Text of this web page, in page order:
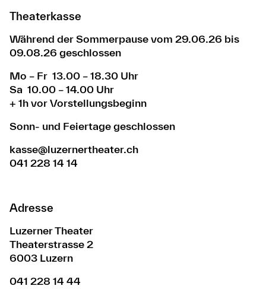
Theaterkasse
Während der Sommerpause vom 29.06.26 bis
09.08.26 geschlossen
Mo – Fr 13.00 – 18.30 Uhr
Sa 10.00 – 14.00 Uhr
+ 1h vor Vorstellungsbeginn
Sonn- und Feiertage geschlossen
kasse@luzernertheater.ch
041 228 14 14
Adresse
Luzerner Theater
Theaterstrasse 2
6003 Luzern
041 228 14 44